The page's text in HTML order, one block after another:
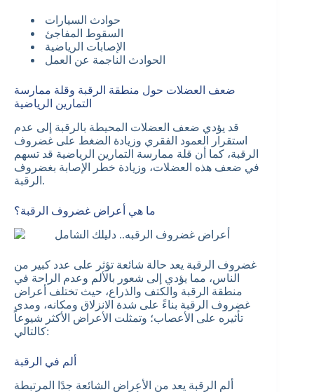
حوادث السيارات
السقوط المفاجئ
الإصابات الرياضية
الحوادث الناجمة عن العمل
ضعف العضلات حول منطقة الرقبة وقلة ممارسة
التمارين الرياضية
قد يؤدي ضعف العضلات المحيطة بالرقبة إلى عدم
استقرار العمود الفقري وزيادة الضغط على غضروف
الرقبة، كما أن قلة ممارسة التمارين الرياضية قد تسهم
في ضعف هذه العضلات، وزيادة خطر الإصابة بغضروف
الرقبة.
ما هي أعراض غضروف الرقبة؟
غضروف الرقبة يعد حالة شائعة تؤثر على عدد كبير من
الناس، مما يؤدي إلى شعور بالألم وعدم الراحة في
منطقة الرقبة والكتف والذراع، حيث تختلف أعراض
غضروف الرقبة بناءً على شدة الانزلاق ومكانه، ومدى
تأثيره على الأعصاب؛ وتمثلت الأعراض الأكثر شيوعاً
كالتالي:
ألم في الرقبة
ألم الرقبة يعد من الأعراض الشائعة جدًا المرتبطة